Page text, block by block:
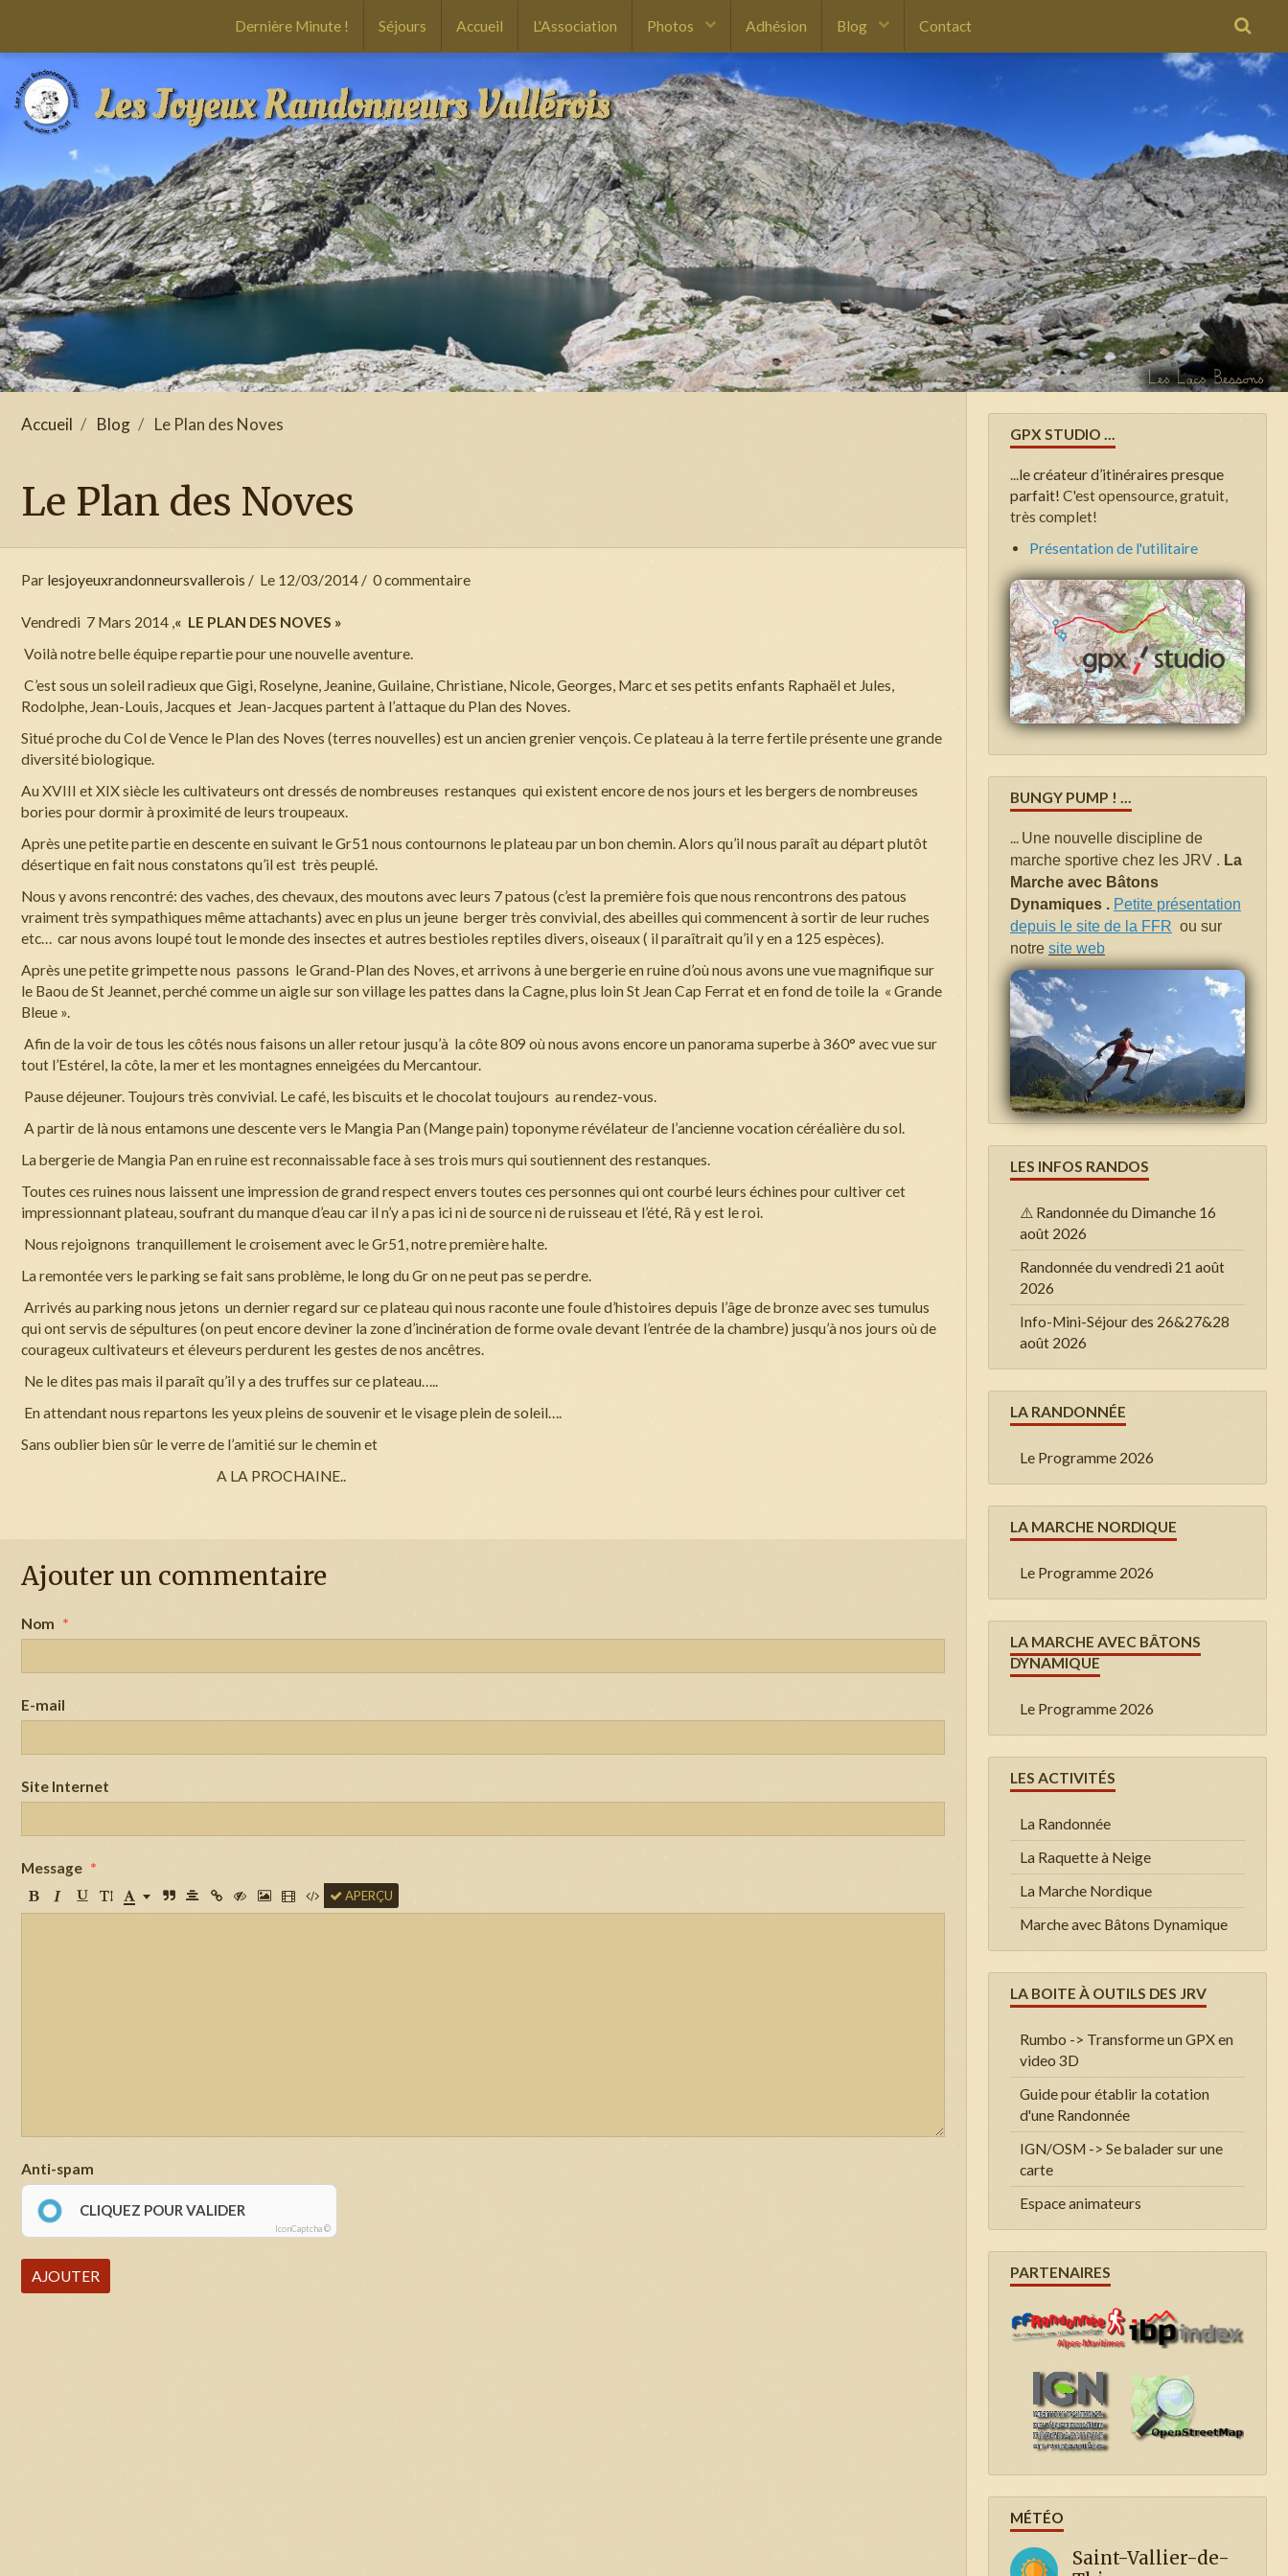
Dernière Minute ! Séjours Accueil L'Association Photos Adhésion Blog Contact
Accueil Blog Le Plan des Noves
Le Plan des Noves
Par lesjoyeuxrandonneursvallerois Le 12/03/2014 0 commentaire
Vendredi 7 Mars 2014 ,« LE PLAN DES NOVES »
Voilà notre belle équipe repartie pour une nouvelle aventure.
C’est sous un soleil radieux que Gigi, Roselyne, Jeanine, Guilaine, Christiane, Nicole, Georges, Marc et ses petits enfants Raphaël et Jules,
Rodolphe, Jean-Louis, Jacques et Jean-Jacques partent à l’attaque du Plan des Noves.
Situé proche du Col de Vence le Plan des Noves (terres nouvelles) est un ancien grenier vençois. Ce plateau à la terre fertile présente une grande
diversité biologique.
Au XVIII et XIX siècle les cultivateurs ont dressés de nombreuses restanques qui existent encore de nos jours et les bergers de nombreuses
bories pour dormir à proximité de leurs troupeaux.
Après une petite partie en descente en suivant le Gr51 nous contournons le plateau par un bon chemin. Alors qu’il nous paraît au départ plutôt
désertique en fait nous constatons qu’il est très peuplé.
Nous y avons rencontré: des vaches, des chevaux, des moutons avec leurs 7 patous (c’est la première fois que nous rencontrons des patous
vraiment très sympathiques même attachants) avec en plus un jeune berger très convivial, des abeilles qui commencent à sortir de leur ruches
etc… car nous avons loupé tout le monde des insectes et autres bestioles reptiles divers, oiseaux ( il paraîtrait qu’il y en a 125 espèces).
Après une petite grimpette nous passons le Grand-Plan des Noves, et arrivons à une bergerie en ruine d’où nous avons une vue magnifique sur
le Baou de St Jeannet, perché comme un aigle sur son village les pattes dans la Cagne, plus loin St Jean Cap Ferrat et en fond de toile la « Grande
Bleue ».
Afin de la voir de tous les côtés nous faisons un aller retour jusqu’à la côte 809 où nous avons encore un panorama superbe à 360° avec vue sur
tout l’Estérel, la côte, la mer et les montagnes enneigées du Mercantour.
Pause déjeuner. Toujours très convivial. Le café, les biscuits et le chocolat toujours au rendez-vous.
A partir de là nous entamons une descente vers le Mangia Pan (Mange pain) toponyme révélateur de l’ancienne vocation céréalière du sol.
La bergerie de Mangia Pan en ruine est reconnaissable face à ses trois murs qui soutiennent des restanques.
Toutes ces ruines nous laissent une impression de grand respect envers toutes ces personnes qui ont courbé leurs échines pour cultiver cet
impressionnant plateau, soufrant du manque d’eau car il n’y a pas ici ni de source ni de ruisseau et l’été, Râ y est le roi.
Nous rejoignons tranquillement le croisement avec le Gr51, notre première halte.
La remontée vers le parking se fait sans problème, le long du Gr on ne peut pas se perdre.
Arrivés au parking nous jetons un dernier regard sur ce plateau qui nous raconte une foule d’histoires depuis l’âge de bronze avec ses tumulus
qui ont servis de sépultures (on peut encore deviner la zone d’incinération de forme ovale devant l’entrée de la chambre) jusqu’à nos jours où de
courageux cultivateurs et éleveurs perdurent les gestes de nos ancêtres.
Ne le dites pas mais il paraît qu’il y a des truffes sur ce plateau…..
En attendant nous repartons les yeux pleins de souvenir et le visage plein de soleil….
Sans oublier bien sûr le verre de l’amitié sur le chemin et
A LA PROCHAINE..
Ajouter un commentaire
Nom
E-mail
Site Internet
Message
APERÇU
Anti-spam
CLIQUEZ POUR VALIDER
IconCaptcha ©
AJOUTER
GPX STUDIO ...
...le créateur d’itinéraires presque
parfait! C'est opensource, gratuit,
très complet!
Présentation de l'utilitaire
BUNGY PUMP ! ...
... Une nouvelle discipline de
marche sportive chez les JRV . La
Marche avec Bâtons
Dynamiques . Petite présentation
depuis le site de la FFR ou sur
notre site web
LES INFOS RANDOS
⚠️ Randonnée du Dimanche 16
août 2026
Randonnée du vendredi 21 août
2026
Info-Mini-Séjour des 26&27&28
août 2026
LA RANDONNÉE
Le Programme 2026
LA MARCHE NORDIQUE
Le Programme 2026
LA MARCHE AVEC BÂTONS
DYNAMIQUE
Le Programme 2026
LES ACTIVITÉS
La Randonnée
La Raquette à Neige
La Marche Nordique
Marche avec Bâtons Dynamique
LA BOITE À OUTILS DES JRV
Rumbo -> Transforme un GPX en
video 3D
Guide pour établir la cotation
d'une Randonnée
IGN/OSM -> Se balader sur une
carte
Espace animateurs
PARTENAIRES
MÉTÉO
Saint-Vallier-de-